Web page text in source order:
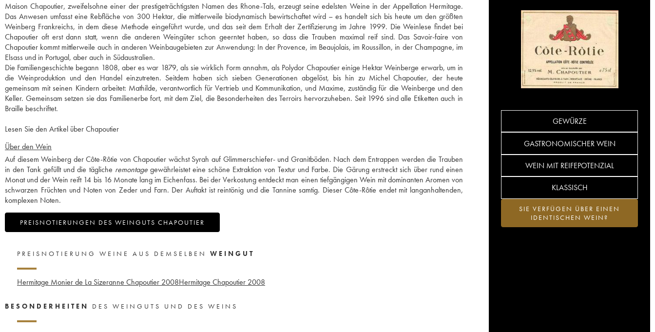
Maison Chapoutier, zweifelsohne einer der prestigeträchtigsten Namen des Rhone-Tals, erzeugt seine edelsten Weine in der Appellation Hermitage.
Das Anwesen umfasst eine Rebfläche von 300 Hektar, die mittlerweile biodynamisch bewirtschaftet wird – es handelt sich bis heute um den größten
Weinberg Frankreichs, in dem diese Methode eingeführt wurde, und das seit dem Erhalt der Zertifizierung im Jahre 1999. Die Weinlese findet bei
Chapoutier oft erst dann statt, wenn die anderen Weingüter schon geerntet haben, so dass die Trauben maximal reif sind. Das Savoir-faire von
Chapoutier kommt mittlerweile auch in anderen Weinbaugebieten zur Anwendung: In der Provence, im Beaujolais, im Roussillon, in der Champagne, im
Elsass und in Portugal, aber auch in Südaustralien.
Die Familiengeschichte begann 1808, aber es war 1879, als sie wirklich Form annahm, als Polydor Chapoutier einige Hektar Weinberge erwarb, um in
die Weinproduktion und den Handel einzutreten. Seitdem haben sich sieben Generationen abgelöst, bis hin zu Michel Chapoutier, der heute
gemeinsam mit seinen Kindern arbeitet: Mathilde, verantwortlich für Vertrieb und Kommunikation, und Maxime, zuständig für die Weinberge und den
Keller. Gemeinsam setzen sie das Familienerbe fort, mit dem Ziel, die Besonderheiten des Terroirs hervorzuheben. Seit 1996 sind alle Etiketten auch in
Braille beschriftet.
Lesen Sie den Artikel über Chapoutier
Über den Wein
Auf diesem Weinberg der Côte-Rôtie von Chapoutier wächst Syrah auf Glimmerschiefer- und Granitböden. Nach dem Entrappen werden die Trauben
in den Tank gefüllt und die tägliche remontagegewährleistet eine schöne Extraktion von Textur und Farbe. Die Gärung erstreckt sich über rund einen
Monat und der Wein reift 14 bis 16 Monate lang im Eichenfass. Bei der Verkostung entdeckt man einen tiefgängigen Wein mit dominanten Aromen von
schwarzen Früchten und Noten von Zeder und Farn. Der Auftakt ist reintönig und die Tannine samtig. Dieser Côte-Rôtie endet mit langanhaltenden,
komplexen Noten.
PREISNOTIERUNGEN DES WEINGUTS CHAPOUTIER
GEWÜRZE
GASTRONOMISCHER WEIN
WEIN MIT REIFEPOTENZIAL
KLASSISCH
SIE VERFÜGEN ÜBER EINEN
IDENTISCHEN WEIN?
PREISNOTIERUNG WEINE AUS DEMSELBEN WEINGUT
Hermitage Monier de La Sizeranne Chapoutier 2008Hermitage Chapoutier 2008
BESONDERHEITEN DES WEINGUTS UND DES WEINS